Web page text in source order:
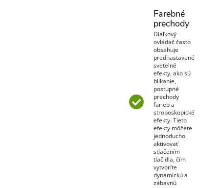
Farebné
prechody
Diaľkový
ovládač často
obsahuje
prednastavené
svetelné
efekty, ako sú
blikanie,
postupné
prechody
farieb a
stroboskopické
efekty. Tieto
efekty môžete
jednoducho
aktivovať
stlačením
tlačidla, čím
vytvoríte
dynamickú a
zábavnú